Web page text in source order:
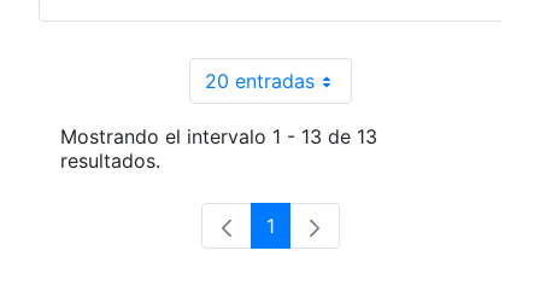
20 entradasPor página
Mostrando el intervalo 1 - 13 de 13
resultados.
Página
1